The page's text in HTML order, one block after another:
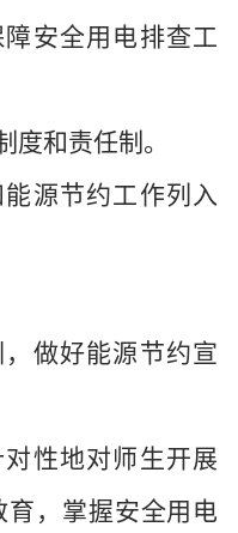
安全用电排查工
度和责任制。
源节约工作列入
做好能源节约宣
性地对师生开展
，掌握安全用电